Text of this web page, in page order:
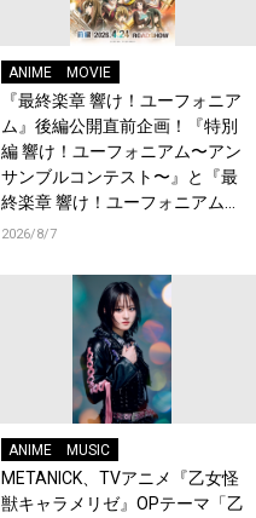
ANIME MOVIE
『最終楽章 響け！ユーフォニア
ム』後編公開直前企画！『特別
編 響け！ユーフォニアム〜アン
サンブルコンテスト〜』と『最
終楽章 響け！ユーフォニアム』
前編の一挙上映が決定！
2026/8/7
ANIME MUSIC
METANICK、TVアニメ『乙女怪
獣キャラメリゼ』OPテーマ「乙